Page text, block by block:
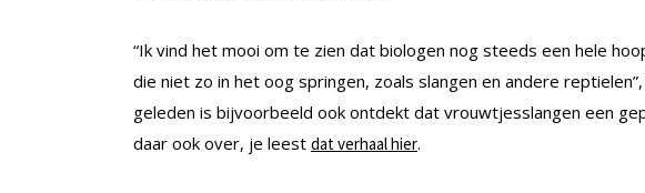
“Ik vind het mooi om te zien dat biologen nog steeds een hele
die niet zo in het oog springen, zoals slangen en andere
geleden is bijvoorbeeld ook ontdekt dat vrouwtjesslangen een
daar ook over, je leest dat verhaal hier.